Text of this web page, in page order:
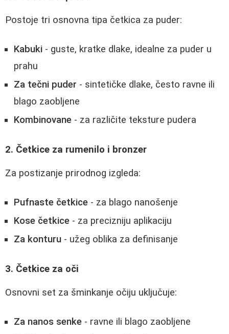
Postoje tri osnovna tipa četkica za puder:
Kabuki - guste, kratke dlake, idealne za puder u
prahu
Za tečni puder - sintetičke dlake, često ravne ili
blago zaobljene
Kombinovane - za različite teksture pudera
2. Četkice za rumenilo i bronzer
Za postizanje prirodnog izgleda:
Pufnaste četkice - za blago nanošenje
Kose četkice - za precizniju aplikaciju
Za konturu - užeg oblika za definisanje
3. Četkice za oči
Osnovni set za šminkanje očiju uključuje:
Za nanos senke - ravne ili blago zaobljene